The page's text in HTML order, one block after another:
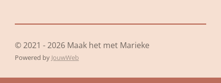
© 2021 - 2026 Maak het met Marieke
Powered by JouwWeb